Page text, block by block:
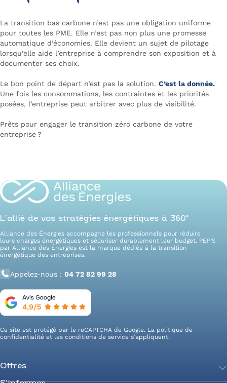
La transition bas carbone n’est pas une obligation uniforme
pour toutes les PME. Elle n’est pas non plus une promesse
automatique d’économies. Elle devient un sujet de pilotage
lorsqu’elle aide l’entreprise à comprendre son exposition et à
documenter ses choix.
Le bon point de départ n’est pas la solution. C’est la donnée.
Une fois les consommations, les contraintes et les priorités
posées, l’entreprise peut arbitrer avec plus de visibilité.
Prêts pour engager le transition zéro carbone de votre
entreprise ?
L’allié de vos stratégies énergétiques à 360°
Alliance des Énergies accompagne les professionnels pour réduire
leurs charges énergétiques et sécuriser durablement leur budget. PEP’S
par Alliance des Énergies est la marque dédiée à la transition
énergétique des entreprises.
Appelez-nous : 04 72 82 99 28
Ce site est protégé par le reCAPTCHA de Google. La politique de
confidentialité et les conditions de service s’appliquent.
Offres